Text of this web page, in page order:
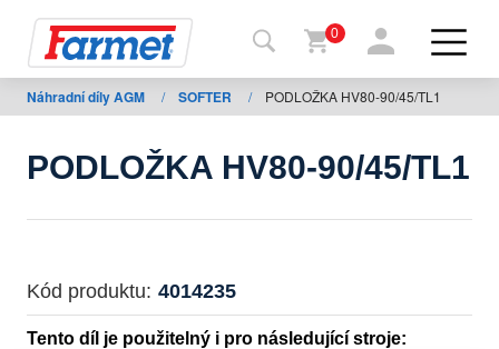
Zpět
na
shop
Moje
stroje
0
Náhradní díly AGM / SOFTER / PODLOŽKA HV80-90/45/TL1
PODLOŽKA HV80-90/45/TL1
Kód produktu: 4014235
Tento díl je použitelný i pro následující stroje: